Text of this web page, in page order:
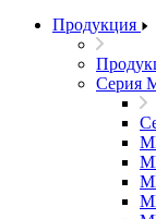
Продукция
Серия